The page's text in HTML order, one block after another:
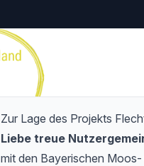
Zur Lage des Projekts
Liebe treue
mit den Bayerischen